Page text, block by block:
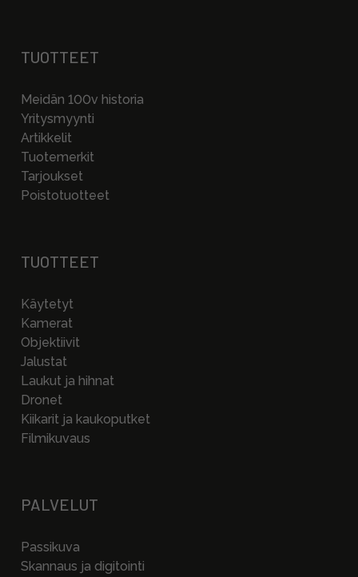
TUOTTEET
Meidän 100v historia
Yritysmyynti
Artikkelit
Tuotemerkit
Tarjoukset
Poistotuotteet
TUOTTEET
Käytetyt
Kamerat
Objektiivit
Jalustat
Laukut ja hihnat
Dronet
Kiikarit ja kaukoputket
Filmikuvaus
PALVELUT
Passikuva
Skannaus ja digitointi